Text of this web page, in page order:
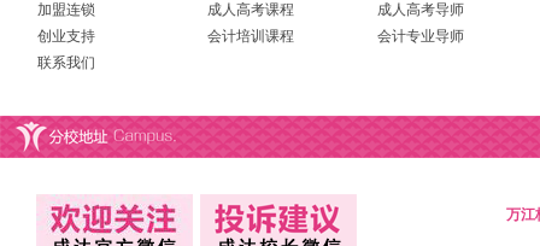
加盟连锁
创业支持
联系我们
成人高考课程
会计培训课程
成人高考导师
会计专业导师
万江